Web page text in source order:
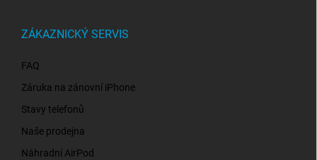
ZÁKAZNICKÝ SERVIS
FAQ
Záruka na zánovní iPhone
Stavy telefonů
Naše prodejna
Náhradní AirPod